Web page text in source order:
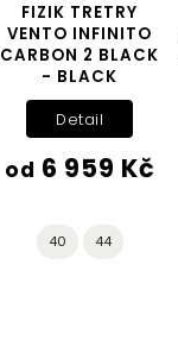
FIZIK TRETRY
VENTO INFINITO
CARBON 2 BLACK
- BLACK
od 6 959 Kč
Detail
40 44